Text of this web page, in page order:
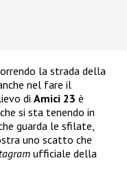
la strada della
nel fare il
di Amici 23 è
che si sta tenendo in
guarda le sfilate,
uno scatto che
ufficiale della